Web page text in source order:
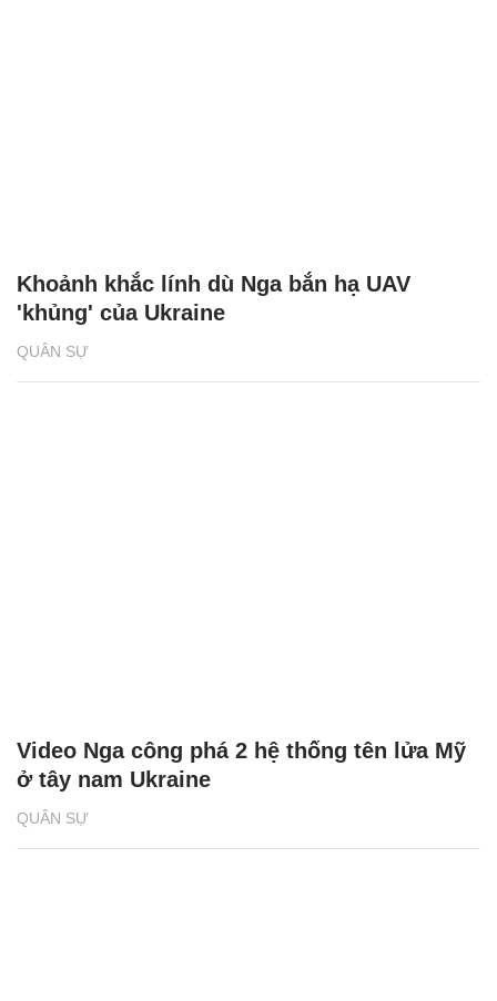
QUÂN SỰ
Khoảnh khắc lính dù Nga bắn hạ UAV
'khủng' của Ukraine
QUÂN SỰ
Video Nga công phá 2 hệ thống tên lửa Mỹ
ở tây nam Ukraine